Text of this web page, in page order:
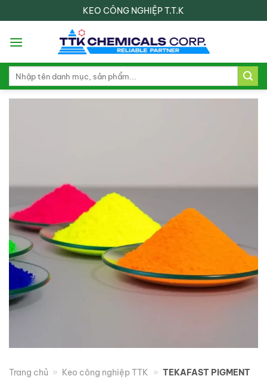
to
content
KEO CÔNG NGHIỆP T.T.K
Trang chủ » Keo công nghiệp TTK » TEKAFAST PIGMENT